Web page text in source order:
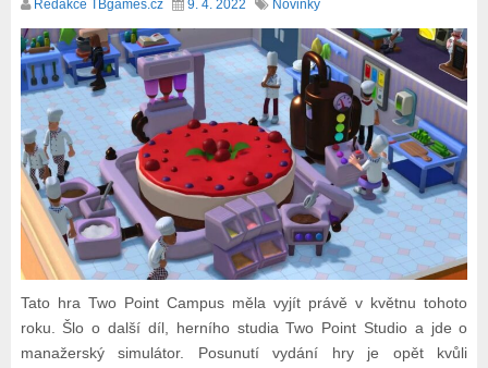
Redakce TBgames.cz 9. 4. 2022 Novinky
Tato hra Two Point Campus měla vyjít právě v květnu tohoto
roku. Šlo o další díl, herního studia Two Point Studio a jde o
manažerský simulátor. Posunutí vydání hry je opět kvůli